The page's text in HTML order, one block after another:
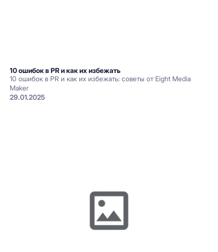
10 ошибок в PR и как их избежать
10 ошибок в PR и как их избежать: советы от Eight Media
Maker
29.01.2025